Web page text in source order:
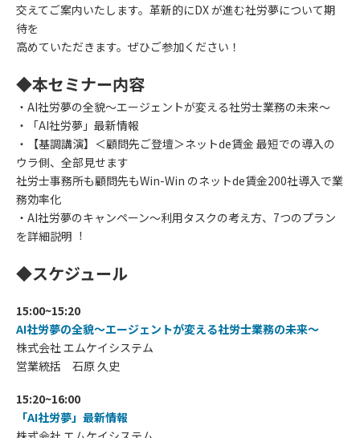
交えてご案内いたします。⾰新的にDX が進む社労夢について期
待を
⾼めていただきます。ぜひご参加ください！
◆本セミナー内容
・AI社労夢の全貌〜エージェントが変える社労⼠業務の未来〜
・「AI社労夢」最新情報
・【基調講演】＜顧問先ご登壇＞ネットde賃⾦ 最短での導⼊の
ウラ側、全部⾒せます
社労⼠事務所も顧問先もWin-Win のネットde賃⾦200社導⼊で業
務効率化
・AI社労夢のキャンペーン〜利⽤タスクの考え⽅、7つのプラン
を詳細説明︕
◆スケジュール
15:00~15:20
AI社労夢の全貌〜エージェントが変える社労⼠業務の未来〜
株式会社 エムケイシステム
営業統括 石原 久史
15:20~16:00
「AI社労夢」最新情報